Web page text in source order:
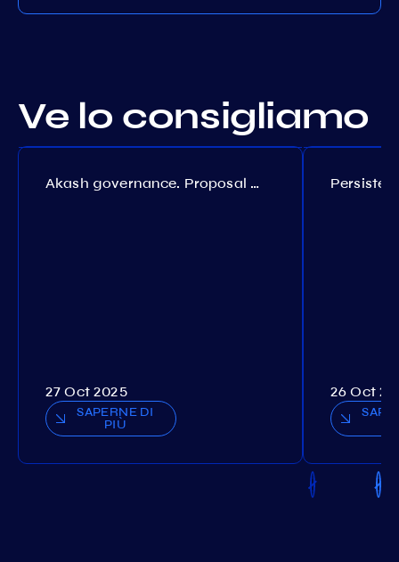
Ve lo consigliamo
Akash governance. Proposal №308
27 Oct 2025
SAPERNE DI
PIÙ
26 Oct